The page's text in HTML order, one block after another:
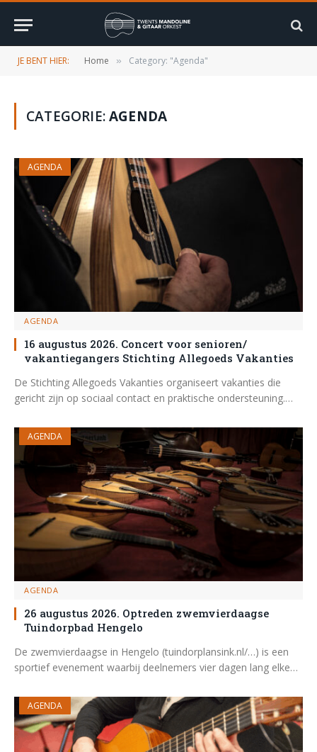
JE BENT HIER: Home » Category: "Agenda"
CATEGORIE:AGENDA
AGENDA
AGENDA
16 augustus 2026. Concert voor senioren/
vakantiegangers Stichting Allegoeds Vakanties
De Stichting Allegoeds Vakanties organiseert vakanties die
gericht zijn op sociaal contact en praktische ondersteuning.…
AGENDA
AGENDA
26 augustus 2026. Optreden zwemvierdaagse
Tuindorpbad Hengelo
De zwemvierdaagse in Hengelo (tuindorplansink.nl/…) is een
sportief evenement waarbij deelnemers vier dagen lang elke…
AGENDA